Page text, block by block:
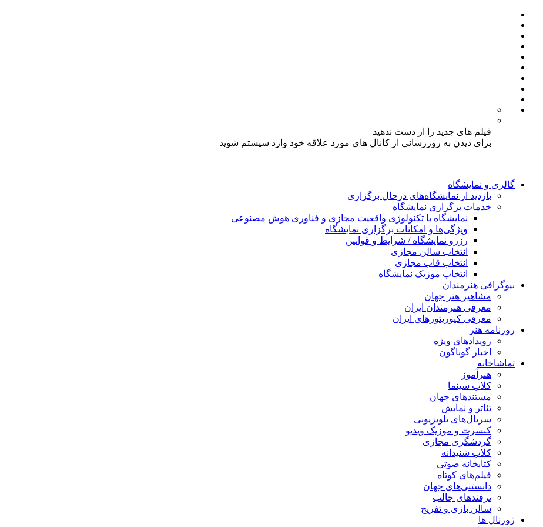
فیلم های جدید را از دست ندهید
برای دیدن به روزرسانی از کانال های مورد علاقه خود وارد سیستم شوید
گالری و نمایشگاه
بازدید از نمایشگاه‌های درحال برگزاری
خدمات برگزاری نمایشگاه
نمایشگاه با تکنولوژی واقعیت مجازی و فناوری هوش مصنوعی
ویژگی‌ها و امکانات برگزاری نمایشگاه
رزرو نمایشگاه / شرایط و قوانین
انتخاب سالن مجازی
انتخاب قاب مجازی
انتخاب موزیک نمایشگاه
بیوگرافی هنرمندان
مشاهیر هنر جهان
معرفی هنرمندان ایران
معرفی کیوریتورهای ایران
روزنامه هنر
رویدادهای ویژه
اخبار گوناگون
تماشاخانه
هنرآموز
کلاب سینما
مستندهای جهان
تئاتر و نمایش
سریال‌های تلویزیونی
کنسرت و موزیک ویدیو
گردشگری مجازی
کلاب شنیدانه
کتابخانه صوتی
فیلم‌های کوتاه
دانستنی‌های جهان
ترفندهای جالب
سالن بازی و تفریح
ژورنال ها